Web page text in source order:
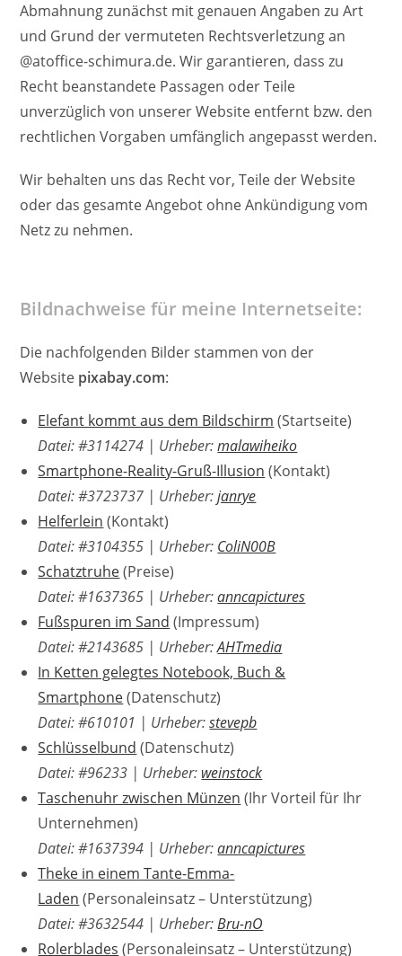
Abmahnung zunächst mit genauen Angaben zu Art
und Grund der vermuteten Rechtsverletzung an
@atoffice-schimura.de. Wir garantieren, dass zu
Recht beanstandete Passagen oder Teile
unverzüglich von unserer Website entfernt bzw. den
rechtlichen Vorgaben umfänglich angepasst werden.
Wir behalten uns das Recht vor, Teile der Website
oder das gesamte Angebot ohne Ankündigung vom
Netz zu nehmen.
Bildnachweise für meine Internetseite:
Die nachfolgenden Bilder stammen von der
Website pixabay.com:
Elefant kommt aus dem Bildschirm (Startseite)
Datei: #3114274 | Urheber:malawiheiko
Smartphone-Reality-Gruß-Illusion (Kontakt)
Datei: #3723737 | Urheber:janrye
Helferlein (Kontakt)
Datei: #3104355 | Urheber: ColiN00B
Schatztruhe(Preise)
Datei: #1637365 | Urheber:anncapictures
Fußspuren im Sand (Impressum)
Datei: #2143685 | Urheber:AHTmedia
In Ketten gelegtes Notebook, Buch &
Smartphone(Datenschutz)
Datei: #610101 | Urheber:stevepb
Schlüsselbund (Datenschutz)
Datei: #96233 | Urheber: weinstock
Taschenuhr zwischen Münzen (Ihr Vorteil für Ihr
Unternehmen)
Datei: #1637394 | Urheber:anncapictures
Theke in einem Tante-Emma-
Laden (Personaleinsatz – Unterstützung)
Datei: #3632544 | Urheber:Bru-nO
Rolerblades (Personaleinsatz – Unterstützung)